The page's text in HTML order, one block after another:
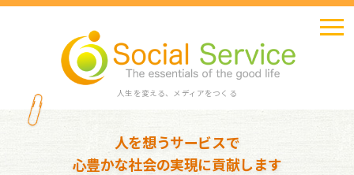
人生を変える、メディアをつくる
人を想うサービスで
心豊かな社会の実現に貢献します